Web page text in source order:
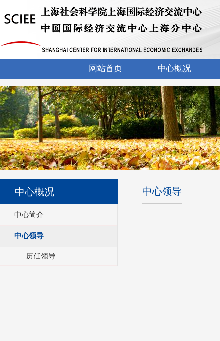
网站首页 中心概况
中心概况
中心简介
中心领导
历任领导
中心领导